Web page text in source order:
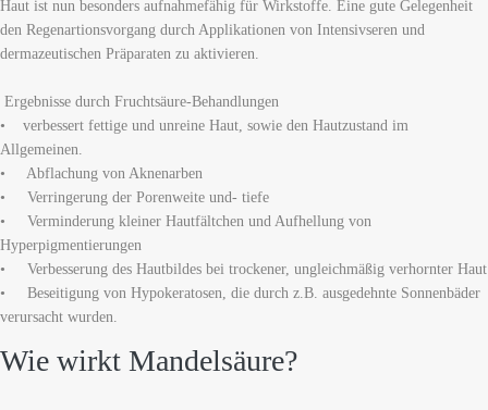
Haut ist nun besonders aufnahmefähig für Wirkstoffe. Eine gute Gelegenheit
den Regenartionsvorgang durch Applikationen von Intensivseren und
dermazeutischen Präparaten zu aktivieren.
Ergebnisse durch Fruchtsäure-Behandlungen
• verbessert fettige und unreine Haut, sowie den Hautzustand im
Allgemeinen.
• Abflachung von Aknenarben
• Verringerung der Porenweite und- tiefe
• Verminderung kleiner Hautfältchen und Aufhellung von
Hyperpigmentierungen
• Verbesserung des Hautbildes bei trockener, ungleichmäßig verhornter Haut
• Beseitigung von Hypokeratosen, die durch z.B. ausgedehnte Sonnenbäder
verursacht wurden.
Wie wirkt Mandelsäure?